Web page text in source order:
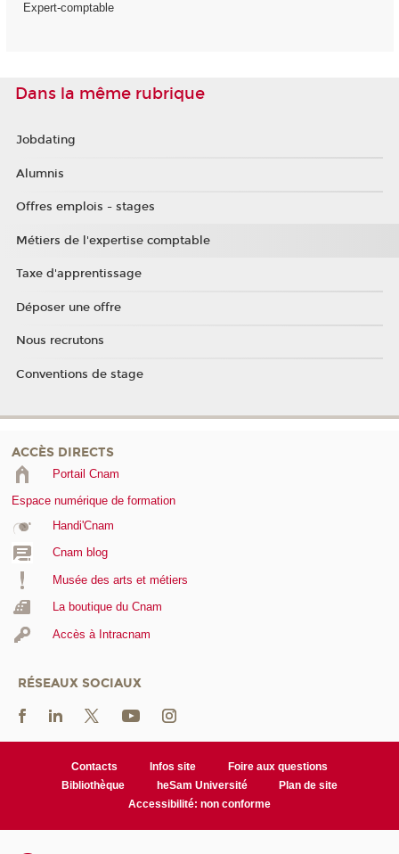
Expert-comptable
Dans la même rubrique
Jobdating
Alumnis
Offres emplois - stages
Métiers de l'expertise comptable
Taxe d'apprentissage
Déposer une offre
Nous recrutons
Conventions de stage
ACCÈS DIRECTS
Portail Cnam
Espace numérique de formation
Handi'Cnam
Cnam blog
Musée des arts et métiers
La boutique du Cnam
Accès à Intracnam
RÉSEAUX SOCIAUX
Contacts Infos site
Foire aux questions
Bibliothèque
heSam Université
Plan de site
Accessibilité: non conforme